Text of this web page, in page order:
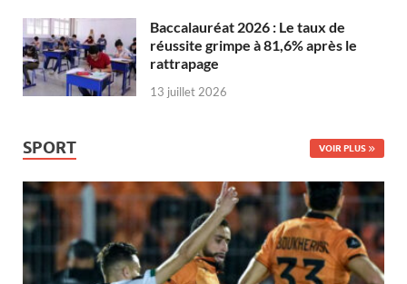
Baccalauréat 2026 : Le taux de
réussite grimpe à 81,6% après le
rattrapage
13 juillet 2026
SPORT VOIR PLUS